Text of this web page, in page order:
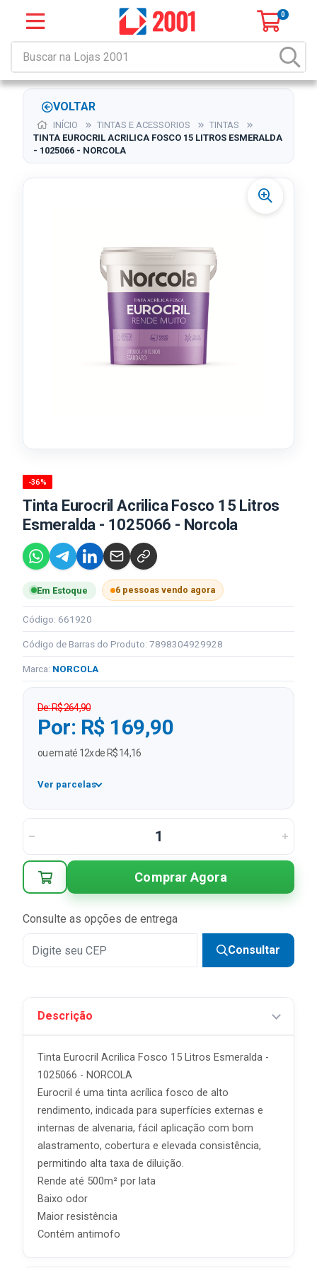
0
VOLTAR
INÍCIO TINTAS E ACESSORIOS
TINTAS
TINTA EUROCRIL ACRILICA FOSCO 15 LITROS ESMERALDA
- 1025066 - NORCOLA
-36%
Tinta Eurocril Acrilica Fosco 15 Litros
Esmeralda - 1025066 - Norcola
Em Estoque 6 pessoas vendo agora
Código: 661920
Código de Barras do Produto: 7898304929928
Marca: NORCOLA
De: R$ 264,90
Por: R$ 169,90
ou em até 12x de R$ 14,16
Ver parcelas
1x R$ 169,90
3x R$ 56,63 sem juros
4x R$ 42,48 sem juros
5x
7x R$ 24,27 sem juros
9x
11x
12x R$ 14,16 sem juros
Comprar Agora
Consulte as opções de entrega
Consultar
Descrição
Tinta Eurocril Acrilica Fosco 15 Litros Esmeralda -
1025066 - NORCOLA
Eurocril é uma tinta acrílica fosco de alto
rendimento, indicada para superfícies externas e
internas de alvenaria, fácil aplicação com bom
alastramento, cobertura e elevada consistência,
permitindo alta taxa de diluição.
Rende até 500m² por lata
Baixo odor
Maior resistência
Contém antimofo